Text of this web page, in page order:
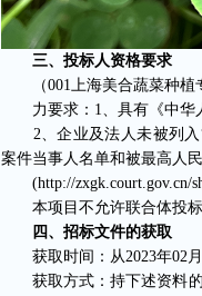
三、投标人资格要求
（001上海美合蔬菜种植
力要求：1、具有《中华人
2、企业及法人未被列入“
案件当事人名单和被最高人
(http://zxgk.court.gov.cn/
本项目不允许联合体投标
四、招标文件的获取
获取时间：从2023年02月
获取方式：持下述资料的